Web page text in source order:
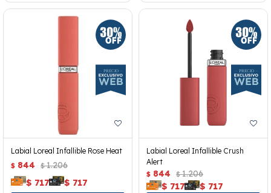
Labial Loreal Infallible Rose Heat
$ 844 $ 1.206
$ 717 $ 717
Labial Loreal Infallible Crush
Alert
$ 844 $ 1.206
$ 717 $ 717